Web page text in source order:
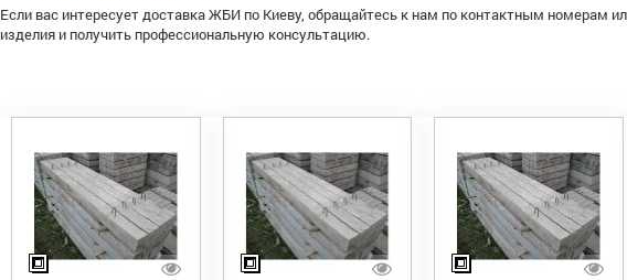
Если вас интересует доставка ЖБИ по Киеву, обращайтесь к нам по контактным номерам
изделия и получить профессиональную консультацию.